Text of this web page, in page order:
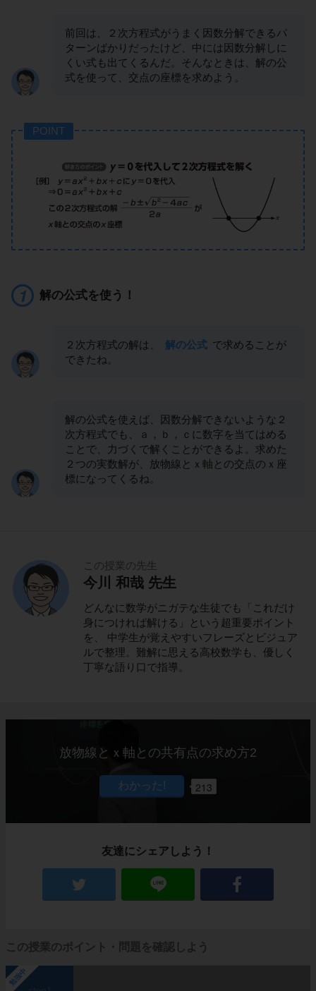
前回は、２次方程式がうまく因数分解できるパ
ターンばかりだったけど、中には因数分解しに
くい式も出てくるんだ。そんなときは、解の公
式を使って、交点の座標を求めよう。
POINT
解の公式を使う！
２次方程式の解は、 解の公式 で求めることが
できたね。
解の公式を使えば、因数分解できないような２
次方程式でも、ａ，ｂ，ｃに数字を当てはめる
ことで、力づくで解くことができるよ。求めた
２つの実数解が、放物線とｘ軸との交点のｘ座
標になってくるね。
この授業の先生
今川 和哉 先生
どんなに数学がニガテな生徒でも「これだけ
身につければ解ける」という超重要ポイント
を、 中学生が覚えやすいフレーズとビジュア
ルで整理。難解に思える高校数学も、優しく
丁寧な語り口で指導。
放物線とｘ軸との共有点の求め方2
213
友達にシェアしよう！
この授業のポイント・問題を確認しよう
勉強中